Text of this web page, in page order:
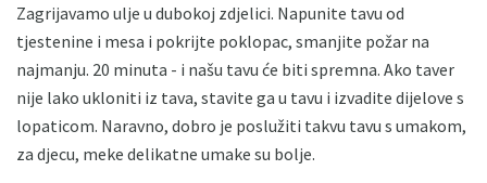
Zagrijavamo ulje u dubokoj zdjelici. Napunite tavu od
tjestenine i mesa i pokrijte poklopac, smanjite požar na
najmanju. 20 minuta - i našu tavu će biti spremna. Ako taver
nije lako ukloniti iz tava, stavite ga u tavu i izvadite dijelove s
lopaticom. Naravno, dobro je poslužiti takvu tavu s umakom,
za djecu, meke delikatne umake su bolje.